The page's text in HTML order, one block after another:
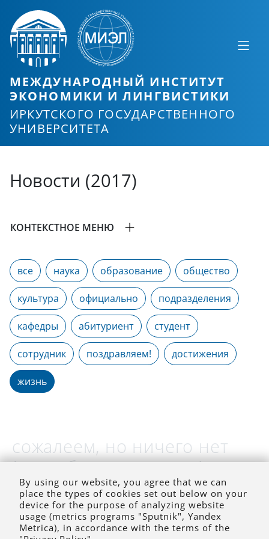
МЕЖДУНАРОДНЫЙ ИНСТИТУТ
ЭКОНОМИКИ И ЛИНГВИСТИКИ
ИРКУТСКОГО ГОСУДАРСТВЕННОГО
УНИВЕРСИТЕТА
Новости (2017)
КОНТЕКСТНОЕ МЕНЮ
все наука образование общество
культура официально подразделения
кафедры абитуриент студент
сотрудник поздравляем! достижения
жизнь
сожалеем, но ничего нет
(на выбранное время)
By using our website, you agree that we can
place the types of cookies set out below on your
device for the purpose of analyzing website
usage (metrics programs "Sputnik", Yandex
Metrica), in accordance with the terms of the